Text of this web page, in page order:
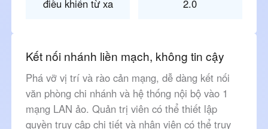
điều khiển từ xa
2.0
Kết nối nhánh liền mạch, không tin cậy
Phá vỡ vị trí và rào cản mạng, dễ dàng kết nối
văn phòng chi nhánh và hệ thống nội bộ vào 1
mạng LAN ảo. Quản trị viên có thể thiết lập
quyền truy cập chi tiết và nhân viên có thể truy